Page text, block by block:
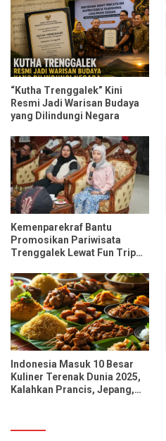
“Kutha Trenggalek” Kini
Resmi Jadi Warisan Budaya
yang Dilindungi Negara
Kemenparekraf Bantu
Promosikan Pariwisata
Trenggalek Lewat Fun Trip
Media Nasional
Indonesia Masuk 10 Besar
Kuliner Terenak Dunia 2025,
Kalahkan Prancis, Jepang,